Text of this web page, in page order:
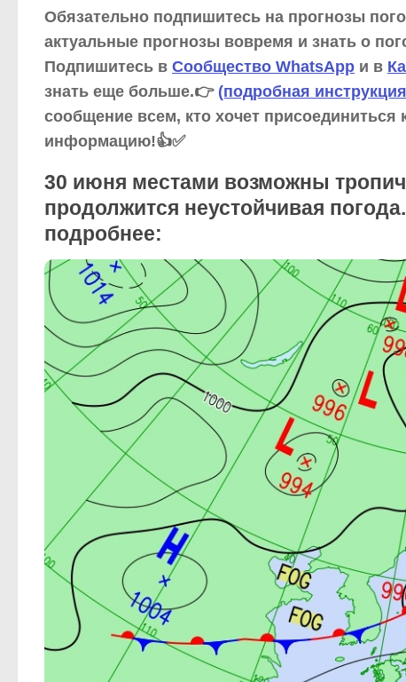
Обязательно подпишитесь на прогнозы
актуальные прогнозы вовремя и знать о
Подпишитесь в Сообщество WhatsApp и в
знать еще больше.👉 (подробная
сообщение всем, кто хочет
информацию!👍✅
30 июня местами возможны
продолжится неустойчивая погода.
подробнее: